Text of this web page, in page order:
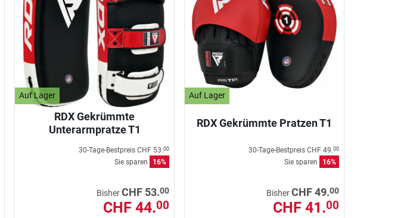
Auf Lager
RDX Gekrümmte
Unterarmpratze T1
30-Tage-Bestpreis CHF 53.00
Sie sparen 16%
BisherCHF 53.00
CHF 44.00
Auf Lager
RDX Gekrümmte Pratzen T1
30-Tage-Bestpreis CHF 49.00
Sie sparen 16%
BisherCHF 49.00
CHF 41.00